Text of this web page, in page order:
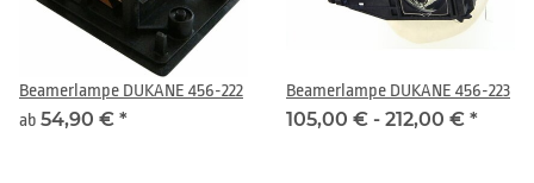
Beamerlampe DUKANE 456-222
ab 54,90 € *
Beamerlampe DUKANE 456-223
105,00 € - 212,00 € *